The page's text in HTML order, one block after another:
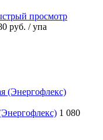
просмотр
руб. / упа
1 080